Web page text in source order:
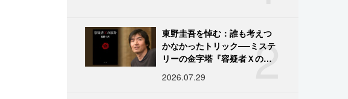
2
東野圭吾を悼む：誰も考えつ
かなかったトリック──ミステ
リーの金字塔『容疑者Ｘの献
2026.07.29